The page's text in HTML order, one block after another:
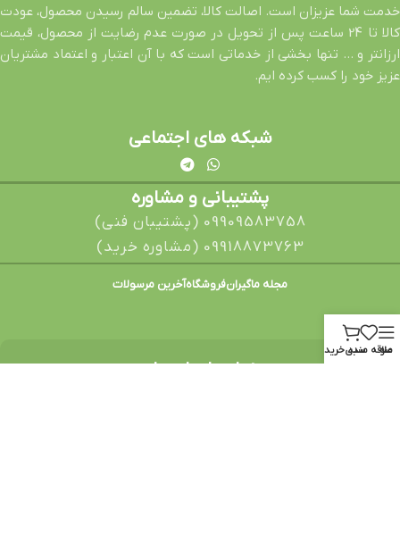
خدمت شما عزیزان است. اصالت کالا، تضمین سالم رسیدن محصول، عودت
کالا تا 24 ساعت پس از تحویل در صورت عدم رضایت از محصول، قیمت
ارزانتر و … تنها بخشی از خدماتی است که با آن اعتبار و اعتماد مشتریان
عزیز خود را کسب کرده ایم.
شبکه های اجتماعی
پشتیبانی و مشاوره
09909583758 (پشتیبان فنی)
09918873763 (مشاوره خرید)
مجله ماگیرانفروشگاهآخرین مرسولات
نمادهای اعتماد
منو
علاقه مندیسبد خرید